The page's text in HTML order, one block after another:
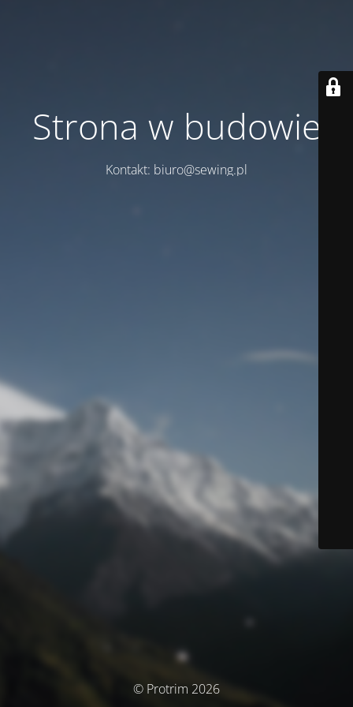
Strona w budowie
Kontakt: biuro@sewing.pl
© Protrim 2026